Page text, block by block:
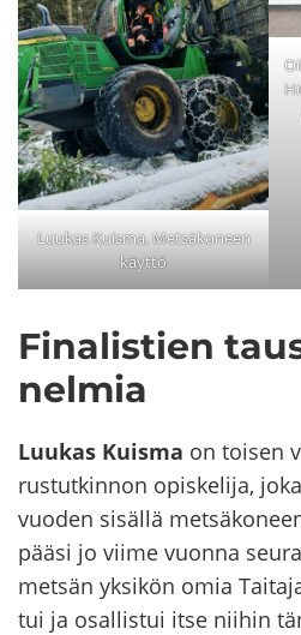
Luukas Kuisma, Metsäkoneen
käyttö
Fi­na­lis­tien
nel­mia
Luu­kas Kuis­ma on toi­sen
rus­tut­kin­non opis­ke­li­ja,
vuo­den si­säl­lä
pääsi jo viime vuon­na
met­sän yk­si­kön omia
tui ja osal­lis­tui itse nii­hin